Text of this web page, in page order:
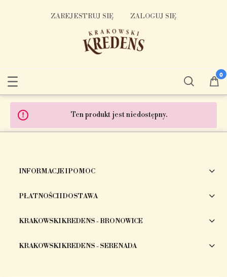
ZAREJESTRUJ SIĘ ZALOGUJ SIĘ
Ten produkt jest niedostępny.
INFORMACJE I POMOC
PŁATNOŚCI I DOSTAWA
KRAKOWSKI KREDENS - BRONOWICE
KRAKOWSKI KREDENS - SERENADA